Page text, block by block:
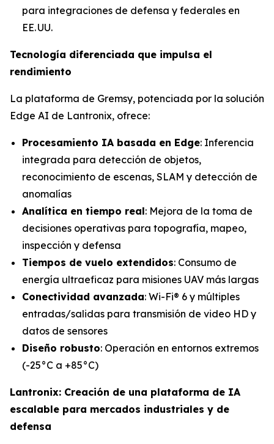
para integraciones de defensa y federales en
EE. UU.
Tecnología diferenciada que impulsa el
rendimiento
La plataforma de Gremsy, potenciada por la solución
Edge AI de Lantronix, ofrece:
Procesamiento IA basada en Edge: Inferencia
integrada para detección de objetos,
reconocimiento de escenas, SLAM y detección de
anomalías
Analítica en tiempo real: Mejora de la toma de
decisiones operativas para topografía, mapeo,
inspección y defensa
Tiempos de vuelo extendidos: Consumo de
energía ultraeficaz para misiones UAV más largas
Conectividad avanzada: Wi-Fi® 6 y múltiples
entradas/salidas para transmisión de video HD y
datos de sensores
Diseño robusto: Operación en entornos extremos
(-25°C a +85°C)
Lantronix: Creación de una plataforma de IA
escalable para mercados industriales y de
defensa